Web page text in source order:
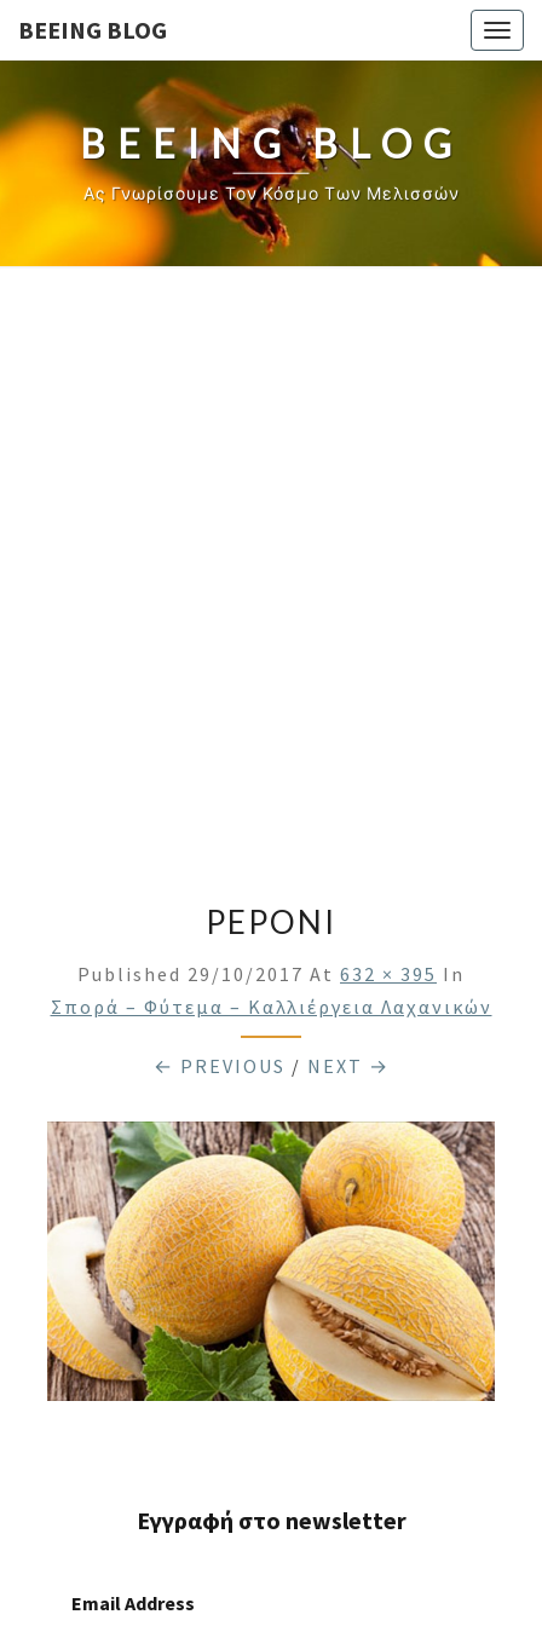
BEEING BLOG
BEEING BLOG
Ας Γνωρίσουμε Τον Κόσμο Των Μελισσών
PEPONI
Published 29/10/2017 At 632 × 395 In
Σπορά – Φύτεμα – Καλλιέργεια Λαχανικών
← PREVIOUS / NEXT →
Εγγραφή στο newsletter
Email Address